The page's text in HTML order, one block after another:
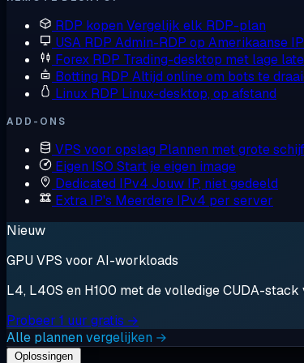
RDP kopen Vergelijk elk RDP-plan
USA RDP Admin-RDP op Amerikaanse
Forex RDP Trading-desktop met lage
Botting RDP Altijd online om bots te
Linux RDP Linux-desktop, op afstand
ADD-ONS
VPS voor opslag Plannen met grote schijf
Eigen ISO Start je eigen image
Dedicated IPv4 Jouw IP, niet gedeeld
Extra IP's Meerdere IPv4 per server
Nieuw
GPU VPS voor AI-workloads
L4, L40S en H100 met de volledige CUDA-
Probeer 1 uur gratis →
Alle plannen vergelijken →